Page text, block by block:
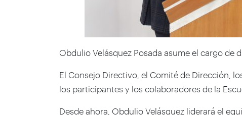
Obdulio Velásquez Posada asume el cargo de
El Consejo Directivo, el Comité de Dirección,
los participantes y los colaboradores de la
Desde ahora, Obdulio Velásquez liderará el